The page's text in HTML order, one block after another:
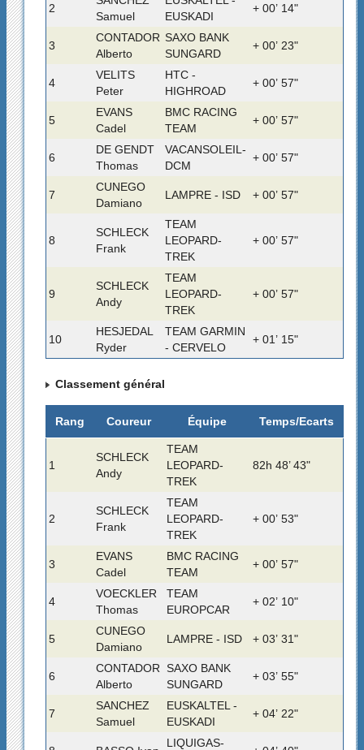
2
Samuel
EUSKADI
+ 00’ 14"
3
CONTADOR
Alberto
SAXO BANK
SUNGARD
+ 00’ 23"
4
VELITS
Peter
HTC -
HIGHROAD
+ 00’ 57"
5
EVANS
Cadel
BMC RACING
TEAM
+ 00’ 57"
6
DE GENDT
Thomas
VACANSOLEIL-
DCM
+ 00’ 57"
7
CUNEGO
Damiano
LAMPRE - ISD + 00’ 57"
8
SCHLECK
Frank
TEAM
LEOPARD-
TREK
+ 00’ 57"
9
SCHLECK
Andy
TEAM
LEOPARD-
TREK
+ 00’ 57"
10
HESJEDAL
Ryder
TEAM GARMIN
- CERVELO
+ 01’ 15"
Classement général
Rang Coureur Équipe Temps/Ecarts
1
SCHLECK
Andy
TEAM
LEOPARD-
TREK
82h 48’ 43"
2
SCHLECK
Frank
TEAM
LEOPARD-
TREK
+ 00’ 53"
3
EVANS
Cadel
BMC RACING
TEAM
+ 00’ 57"
4
VOECKLER
Thomas
TEAM
EUROPCAR
+ 02’ 10"
5
CUNEGO
Damiano
LAMPRE - ISD + 03’ 31"
6
CONTADOR
Alberto
SAXO BANK
SUNGARD
+ 03’ 55"
7
SANCHEZ
Samuel
EUSKALTEL -
EUSKADI
+ 04’ 22"
LIQUIGAS-